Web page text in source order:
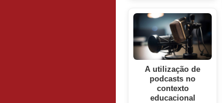
A utilização de
podcasts no
contexto
educacional